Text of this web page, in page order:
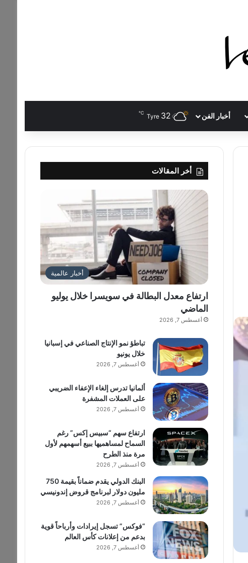
أخبار الفن Tyre 32
℃
أخر المقالات
أخبار عالمية
ارتفاع معدل البطالة في سويسرا خلال يوليو
الماضي
أغسطس 7, 2026
تباطؤ نمو الإنتاج الصناعي في إسبانيا
خلال يونيو
أغسطس 7, 2026
ألمانيا تدرس إلغاء الإعفاء الضريبي
على العملات المشفرة
أغسطس 7, 2026
ارتفاع سهم “سبيس إكس” رغم
السماح لمساهميها ببيع أسهمهم لأول
مرة منذ الطرح
أغسطس 7, 2026
البنك الدولي يقدم ضماناً بقيمة 750
مليون دولار لبرنامج قروض إندونيسي
أغسطس 7, 2026
“فوكس” تسجل إيرادات وأرباحاً قوية
بدعم من إعلانات كأس العالم
أغسطس 7, 2026